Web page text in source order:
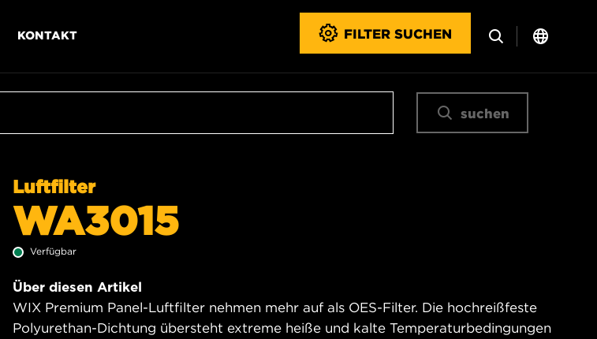
KONTAKT FILTER SUCHEN
suchen
Luftfilter
WA3015
Verfügbar
Über diesen Artikel
WIX Premium Panel-Luftfilter nehmen mehr auf als OES-Filter. Die hochreißfeste
Polyurethan-Dichtung übersteht extreme heiße und kalte Temperaturbedingungen